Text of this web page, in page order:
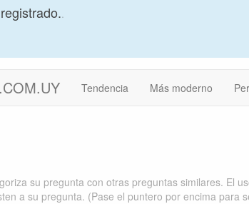
.
Tendencia Más moderno
su pregunta con otras preguntas similares. El
a su pregunta. (Pase el puntero por encima para